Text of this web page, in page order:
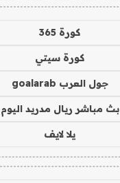
كورة 365
كورة سيتي
جول العرب goalarab
بث مباشر ريال مدريد اليوم
يلا لايف